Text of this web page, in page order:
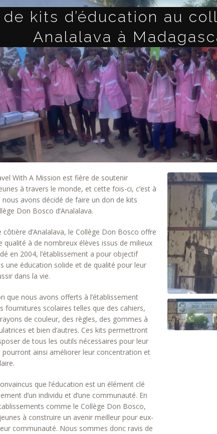
de kits d’éducation au
Analalava à
With A Mission est fière de soutenir
à travers le monde, et cette fois-ci, c’est à
nous avons décidé de faire un don de kits
Don Bosco d’Analalava.
côtière d’Analalava, le Collège Don Bosco offre
qualité à de nombreux élèves issus de milieux
en 2004, l’établissement a pour objectif
une éducation solide et de qualité pour leur
dans la vie.
que nous avons offerts à l’établissement
fournitures scolaires telles que des cahiers,
de couleur, des règles, des gommes à
et bien d’autres. Ces kits permettront
de tous les outils nécessaires pour leur
pourront ainsi améliorer leur concentration et
que l’éducation est un élément clé
d’un individu et d’une communauté. En
comme le Collège Don Bosco,
à construire un avenir meilleur pour eux-
communauté. Nous sommes donc ravis de